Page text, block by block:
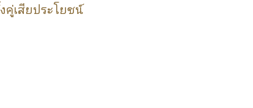
คู่เสียประโยชน์